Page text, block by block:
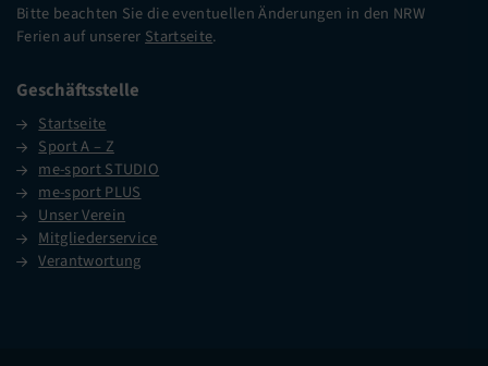
Bitte beachten Sie die eventuellen Änderungen in den NRW
Ferien auf unserer Startseite.
Geschäftsstelle
Startseite
Sport A – Z
me-sport STUDIO
me-sport PLUS
Unser Verein
Mitgliederservice
Verantwortung